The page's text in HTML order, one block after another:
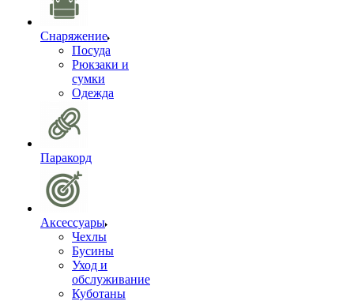
Снаряжение
Посуда
Рюкзаки и
сумки
Одежда
Паракорд
Аксессуары
Чехлы
Бусины
Уход и
обслуживание
Куботаны